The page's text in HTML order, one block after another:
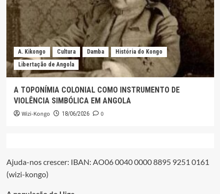
A. Kikongo Cultura Damba
História do Kongo
Libertação de Angola
A TOPONÍMIA COLONIAL COMO INSTRUMENTO DE
VIOLÊNCIA SIMBÓLICA EM ANGOLA
Wizi-Kongo 18/06/2026 0
Ajuda-nos crescer: IBAN: AO06 0040 0000 8895 9251 0161
(wizi-kongo)